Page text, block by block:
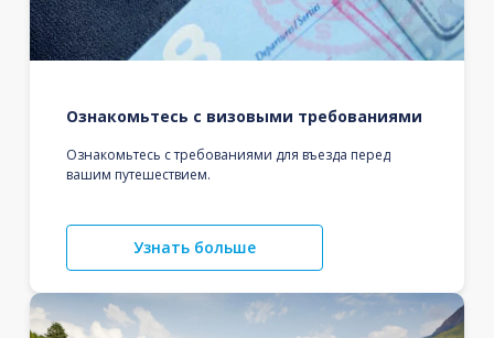
Ознакомьтесь с визовыми требованиями
Ознакомьтесь с требованиями для въезда перед
вашим путешествием.
Узнать больше